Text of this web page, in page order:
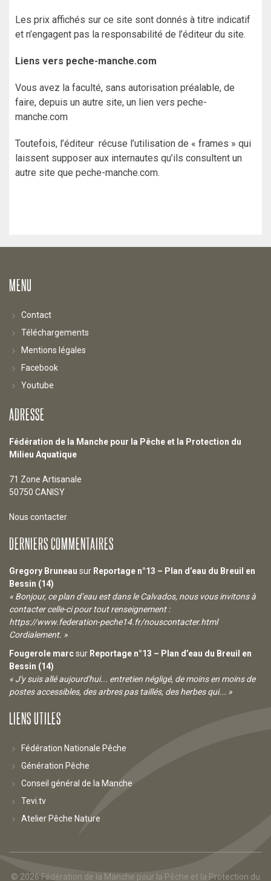
Les prix affichés sur ce site sont donnés à titre indicatif
et n’engagent pas la responsabilité de l’éditeur du site.
Liens vers peche-manche.com
Vous avez la faculté, sans autorisation préalable, de
faire, depuis un autre site, un lien vers peche-
manche.com
Toutefois, l’éditeur récuse l’utilisation de « frames » qui
laissent supposer aux internautes qu’ils consultent un
autre site que peche-manche.com.
MENU
Contact
Téléchargements
Mentions légales
Facebook
Youtube
ADRESSE
Fédération de la Manche pour la Pêche et la Protection du
Milieu Aquatique
71 Zone Artisanale
50750 CANISY
Nous contacter
DERNIERS COMMENTAIRES
Gregory Bruneau sur Reportage n°13 – Plan d’eau du Breuil en
Bessin (14)
« Bonjour, ce plan d’eau est dans le Calvados, nous vous invitons à
contacter celle-ci pour tout renseignement :
https://www.federation-peche14.fr/nouscontacter.html
Cordialement. »
Fougerole marcsur Reportage n°13 – Plan d’eau du Breuil en
Bessin (14)
« J'y suis allé aujourd'hui... entretien négligé, de moins en moins de
postes accessibles, des arbres pas taillés, des herbes qui... »
LIENS UTILES
Fédération Nationale Pêche
Génération Pêche
Conseil général de la Manche
Tevi.tv
Atelier Pêche Nature
© 2026 Fédération de la Manche pour la Pêche et la Protection du